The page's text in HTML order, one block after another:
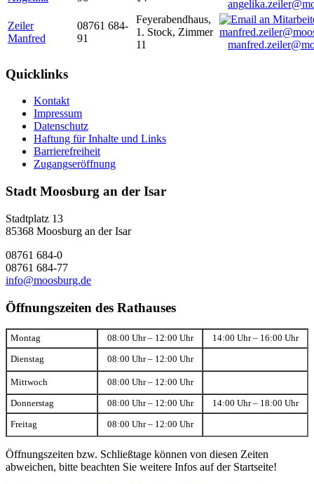
Zeiler
Manfred
08761 684-
91
Feyerabendhaus,
1. Stock, Zimmer
11
Quicklinks
Kontakt
Impressum
Datenschutz
Haftung für Inhalte und Links
Barrierefreiheit
Zugangseröffnung
Stadt Moosburg an der Isar
Stadtplatz 13
85368 Moosburg an der Isar
08761 684-0
08761 684-77
info@moosburg.de
Öffnungszeiten des Rathauses
Montag 08:00 Uhr – 12:00 Uhr 14:00 Uhr – 16:00 Uhr
Dienstag 08:00 Uhr – 12:00 Uhr
Mittwoch 08:00 Uhr – 12:00 Uhr
Donnerstag 08:00 Uhr – 12:00 Uhr 14:00 Uhr – 18:00 Uhr
Freitag 08:00 Uhr – 12:00 Uhr
Öffnungszeiten bzw. Schließtage können von diesen Zeiten
abweichen, bitte beachten Sie weitere Infos auf der Startseite!